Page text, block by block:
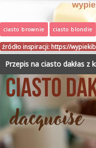
ciasto brownie ciasto blondie
źródło inspiracji: https://
Przepis na ciasto dakłas z